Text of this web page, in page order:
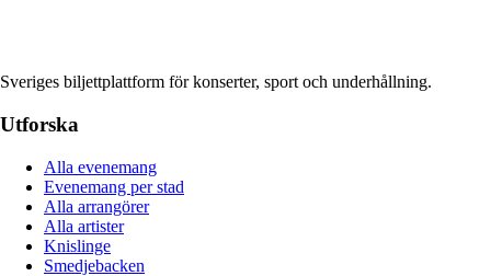
Sveriges biljettplattform för konserter, sport och underhållning.
Utforska
Alla evenemang
Evenemang per stad
Alla arrangörer
Alla artister
Knislinge
Smedjebacken